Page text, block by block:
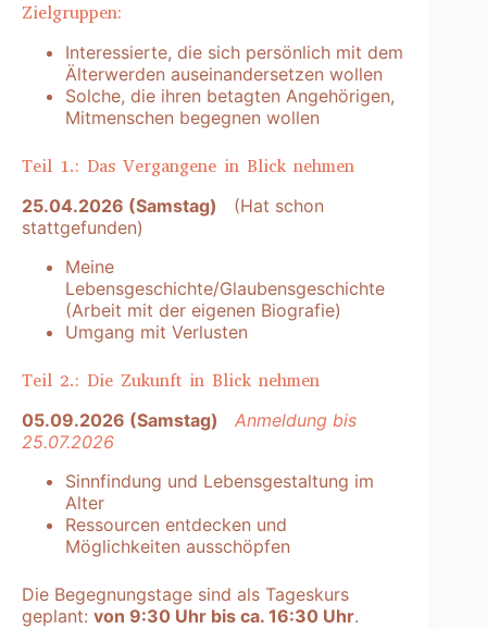
Zielgruppen:
Interessierte, die sich persönlich mit dem
Älterwerden auseinandersetzen wollen
Solche, die ihren betagten Angehörigen,
Mitmenschen begegnen wollen
Teil 1.: Das Vergangene in Blick nehmen
25.04.2026 (Samstag) (Hat schon
stattgefunden)
Meine
Lebensgeschichte/Glaubensgeschichte
(Arbeit mit der eigenen Biografie)
Umgang mit Verlusten
Teil 2.: Die Zukunft in Blick nehmen
05.09.2026 (Samstag)
Anmeldung bis
25.07.2026
Sinnfindung und Lebensgestaltung im
Alter
Ressourcen entdecken und
Möglichkeiten ausschöpfen
Die Begegnungstage sind als Tageskurs
geplant: von 9:30 Uhr bis ca. 16:30 Uhr.